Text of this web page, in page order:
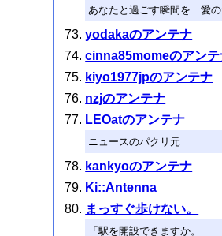
あなたと過ごす瞬間を 愛
yodakaのアンテナ
cinna85momeのアンテ
kiyo1977jpのアンテナ
nzjのアンテナ
LEOatのアンテナ
ニュースのパクリ元
kankyoのアンテナ
Ki::Antenna
まっすぐ歩けない。
「駅を開設できますか。